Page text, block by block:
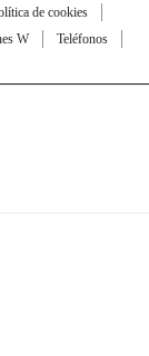
de cookies
W
Teléfonos